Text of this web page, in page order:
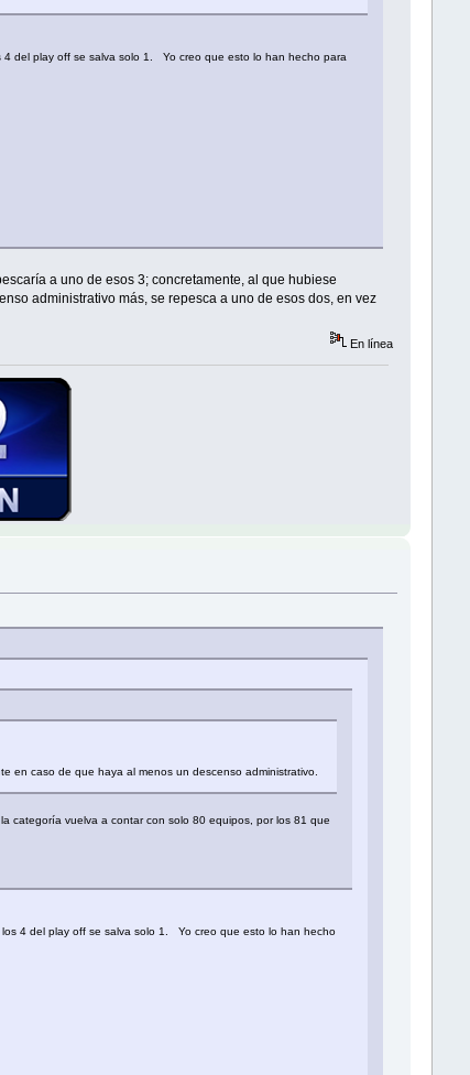
del play off se salva solo 1. Yo creo que esto lo han hecho para
a uno de esos 3; concretamente, al que hubiese
administrativo más, se repesca a uno de esos dos, en vez
En línea
en caso de que haya al menos un descenso administrativo.
categoría vuelva a contar con solo 80 equipos, por los 81 que
4 del play off se salva solo 1. Yo creo que esto lo han hecho